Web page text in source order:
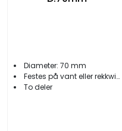
Diameter: 70 mm
Festes på vant eller rekkwire
To deler